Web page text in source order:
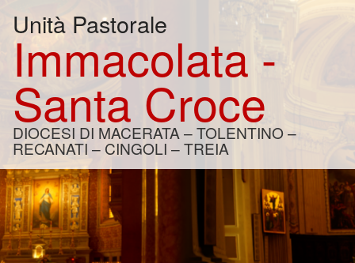
Unità Pastorale
Immacolata -
Santa Croce
DIOCESI DI MACERATA – TOLENTINO –
RECANATI – CINGOLI – TREIA